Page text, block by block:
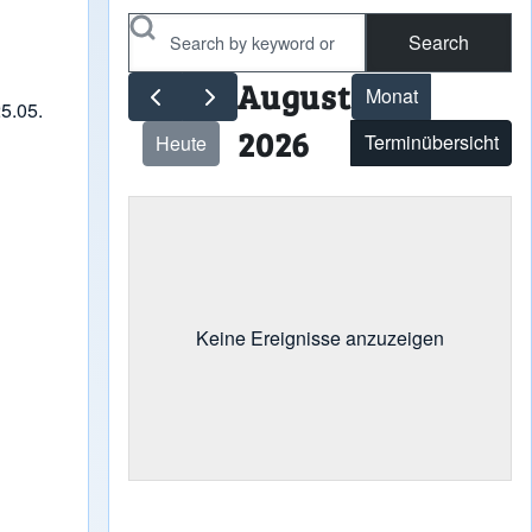
Search
Heute
August
2026
Monat
Terminübersicht
Keine Ereignisse anzuzeigen